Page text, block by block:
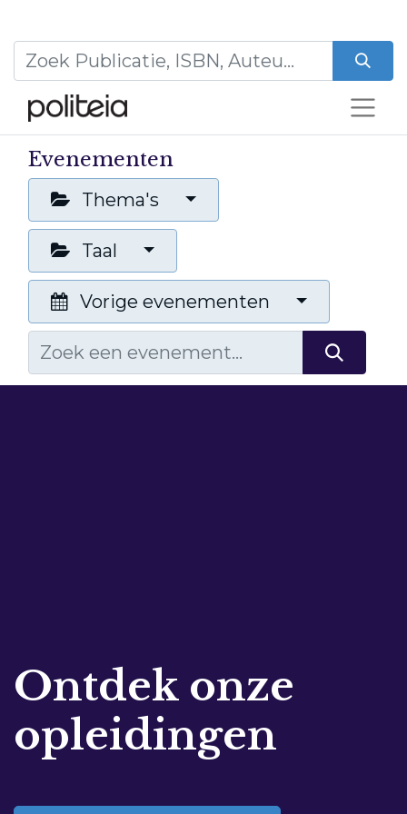
Evenementen
Thema's
Taal
Vorige evenementen
Ontdek onze
opleidingen